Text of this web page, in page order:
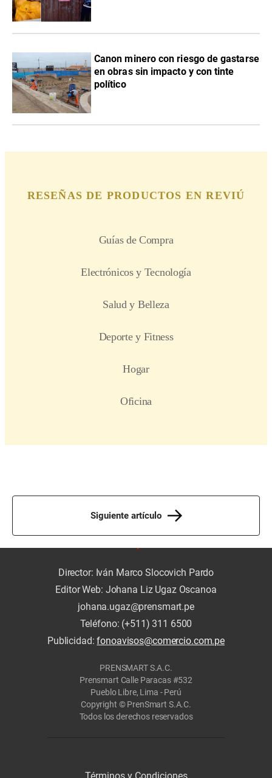
Canon minero con riesgo de gastarse
en obras sin impacto y con tinte
político
Siguiente artículo
Director: Iván Marco Slocovich Pardo
Editor Web: Johana Liz Ugaz Oscanoa
johana.ugaz@prensmart.pe
Teléfono: (+511) 311 6500
Publicidad:fonoavisos@comercio.com.pe
PRENSMART S.A.C.
Prensmart Calle Paracas #532
Pueblo Libre, Lima - Perú
Copyright © PrenSmart S.A.C.
Todos los derechos reservados